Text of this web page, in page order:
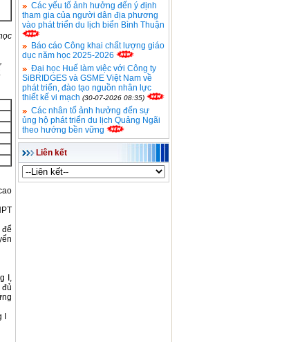
I,
Các yếu tố ảnh hưởng đến ý định
tham gia của người dân địa phương
vào phát triển du lịch biển Bình Thuận
Báo cáo Công khai chất lượng giáo
dục năm học 2025-2026
Đại học Huế làm việc với Công ty
SiBRIDGES và GSME Việt Nam về
phát triển, đào tạo nguồn nhân lực
thiết kế vi mạch (30-07-2026 08:35)
Các nhân tố ảnh hưởng đến sự
ủng hộ phát triển du lịch Quảng Ngãi
theo hướng bền vững
Liên kết